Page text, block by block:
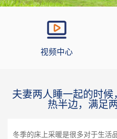
视频中心
夫妻两人睡一起的时
热半边，满足
冬季的床上采暖是很多对于生活